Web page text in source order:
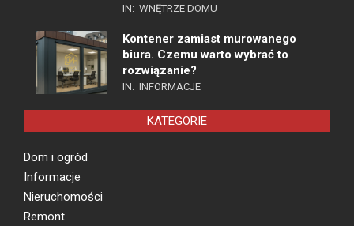
IN: WNĘTRZE DOMU
Kontener zamiast murowanego
biura. Czemu warto wybrać to
rozwiązanie?
IN: INFORMACJE
KATEGORIE
Dom i ogród
Informacje
Nieruchomości
Remont